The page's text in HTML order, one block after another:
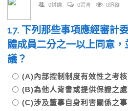
0討論 0留言 0追蹤
17. 下列那些事項應經審計
體成員二分之一以上同意
議？
(A)內部控制制度有效性之考
(B)為他人背書或提供保證之
(C)涉及董事自身利害關係之